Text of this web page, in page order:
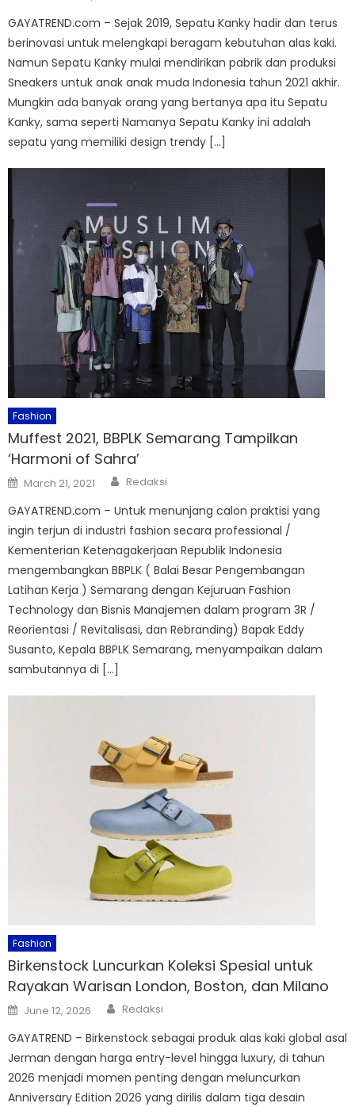
GAYATREND.com – Sejak 2019, Sepatu Kanky hadir dan terus
berinovasi untuk melengkapi beragam kebutuhan alas kaki.
Namun Sepatu Kanky mulai mendirikan pabrik dan produksi
Sneakers untuk anak anak muda Indonesia tahun 2021 akhir.
Mungkin ada banyak orang yang bertanya apa itu Sepatu
Kanky, sama seperti Namanya Sepatu Kanky ini adalah
sepatu yang memiliki design trendy […]
Fashion
Muffest 2021, BBPLK Semarang Tampilkan
‘Harmoni of Sahra’
Posted
on
March 21, 2021 Author
Redaksi
GAYATREND.com – Untuk menunjang calon praktisi yang
ingin terjun di industri fashion secara professional /
Kementerian Ketenagakerjaan Republik Indonesia
mengembangkan BBPLK ( Balai Besar Pengembangan
Latihan Kerja ) Semarang dengan Kejuruan Fashion
Technology dan Bisnis Manajemen dalam program 3R /
Reorientasi / Revitalisasi, dan Rebranding) Bapak Eddy
Susanto, Kepala BBPLK Semarang, menyampaikan dalam
sambutannya di […]
Fashion
Birkenstock Luncurkan Koleksi Spesial untuk
Rayakan Warisan London, Boston, dan Milano
Posted
on
June 12, 2026 Author
Redaksi
GAYATREND – Birkenstock sebagai produk alas kaki global asal
Jerman dengan harga entry-level hingga luxury, di tahun
2026 menjadi momen penting dengan meluncurkan
Anniversary Edition 2026 yang dirilis dalam tiga desain